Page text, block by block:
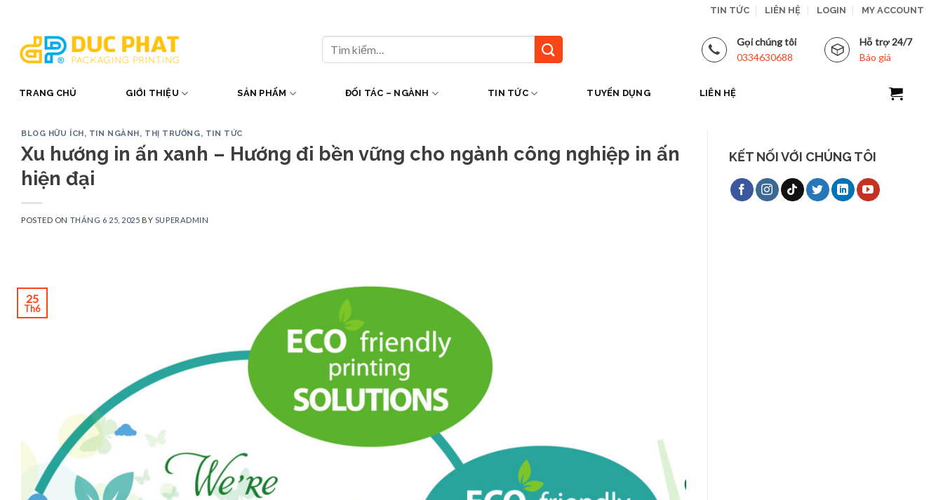
content
TIN TỨC LIÊN HỆ LOGIN MY ACCOUNT
kiếm:
Gọi chúng tôi
0334630688
Hỗ trợ 24/7
Báo giá
TRANG CHỦ GIỚI THIỆU SẢN PHẨM ĐỐI TÁC – NGÀNH TIN TỨC TUYỂN DỤNG LIÊN HỆ
BLOG HỮU ÍCH, TIN NGÀNH, THỊ TRƯỜNG, TIN TỨC
Xu hướng in ấn xanh – Hướng đi bền vững cho ngành công nghiệp in ấn
hiện đại
POSTED ON THÁNG 6 25, 2025 BY SUPERADMIN
25
Th6
KẾT NỐI VỚI CHÚNG TÔI